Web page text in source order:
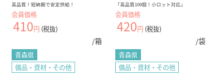
高品質！短納期で安定供給！
会員価格
410円 (税抜)
/箱
青森県
備品・資材・その他
「高品質100個！小ロット対応」
会員価格
420円 (税抜)
/袋
青森県
備品・資材・その他